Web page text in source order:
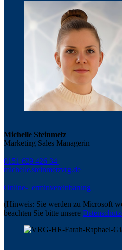
Michelle Steinmetz
Marketing Sales Managerin
0151 629 426 34
michelle.steinmetzvrg.de
Online-Terminvereinbarung
(Hinweis: Sie werden zu Microsoft
beachten Sie bitte unsere